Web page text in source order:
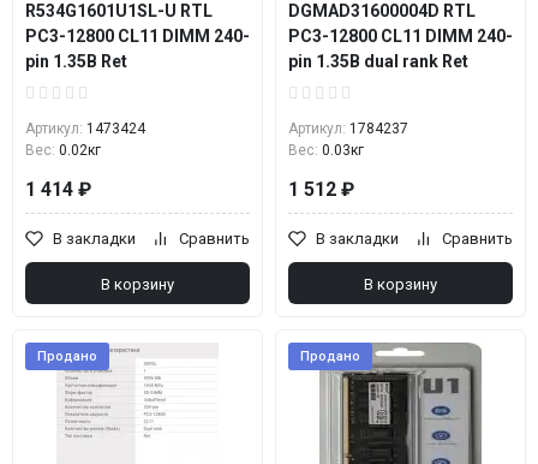
R534G1601U1SL-U RTL
PC3-12800 CL11 DIMM 240-
pin 1.35В Ret
Артикул: 1473424
Вес: 0.02кг
1 414 ₽
В закладки Сравнить
В корзину
DGMAD31600004D RTL
PC3-12800 CL11 DIMM 240-
pin 1.35В dual rank Ret
Артикул: 1784237
Вес: 0.03кг
1 512 ₽
В закладки Сравнить
В корзину
Продано Продано